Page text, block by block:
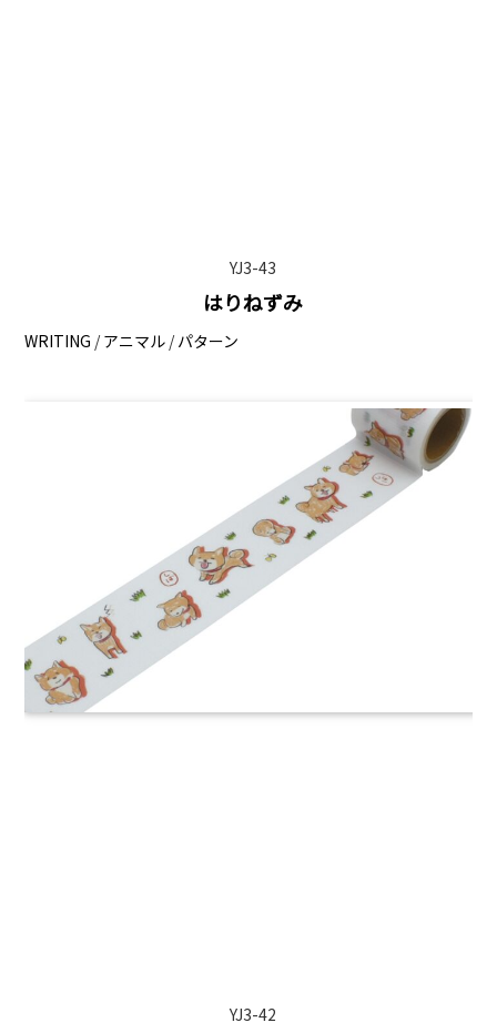
YJ3-43
はりねずみ
WRITING /アニマル /パターン
YJ3-42